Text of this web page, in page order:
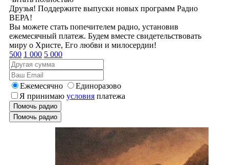
Друзья! Поддержите выпуски новых программ Радио
ВЕРА!
Вы можете стать попечителем радио, установив
ежемесячный платеж. Будем вместе свидетельствовать
миру о Христе, Его любви и милосердии!
500 1 000 5 000
Ежемесячно
Единоразово
Я принимаю условия платежа
Помочь радио
Помочь радио